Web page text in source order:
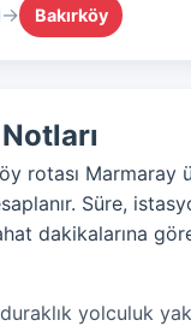
→ Bakırköy
rotası Marmaray
Süre,
dakikalarına
yolculuk